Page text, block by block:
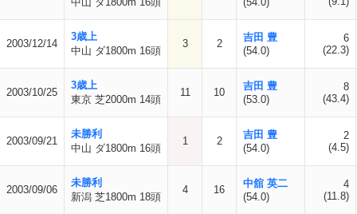
2003/12/14
3歳上
中山 ダ1800m 16頭
3 2
吉田 豊
(54.0)
6
(22.3)
2003/10/25
3歳上
東京 芝2000m 14頭
11 10
吉田 豊
(53.0)
8
(43.4)
2003/09/21
未勝利
中山 ダ1800m 16頭
1 2
吉田 豊
(54.0)
2
(4.5)
2003/09/06
未勝利
新潟 芝1800m 18頭
4 16
中舘 英二
(54.0)
4
(11.8)